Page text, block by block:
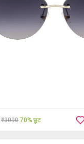
₹3090 70% छूट